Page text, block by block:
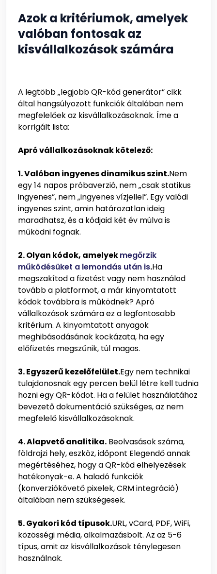
Azok a kritériumok, amelyek
valóban fontosak az
kisvállalkozások számára
A legtöbb „legjobb QR-kód generátor” cikk
által hangsúlyozott funkciók általában nem
megfelelőek az kisvállalkozásoknak. Íme a
korrigált lista:
Apró vállalkozásoknak kötelező:
1. Valóban ingyenes dinamikus szint.Nem
egy 14 napos próbaverzió, nem „csak statikus
ingyenes”, nem „ingyenes vízjellel”. Egy valódi
ingyenes szint, amin határozatlan ideig
maradhatsz, és a kódjaid két év múlva is
működni fognak.
2. Olyan kódok, amelyekmegőrzik
működésüket a lemondás után is.Ha
megszakítod a fizetést vagy nem használod
tovább a platformot, a már kinyomtatott
kódok továbbra is működnek? Apró
vállalkozások számára ez a legfontosabb
kritérium. A kinyomtatott anyagok
meghibásodásának kockázata, ha egy
előfizetés megszűnik, túl magas.
3. Egyszerű kezelőfelület.Egy nem technikai
tulajdonosnak egy percen belül létre kell tudnia
hozni egy QR-kódot. Ha a felület használatához
bevezető dokumentáció szükséges, az nem
megfelelő kisvállalkozásoknak.
4. Alapvető analitika. Beolvasások száma,
földrajzi hely, eszköz, időpont Elegendő annak
megértéséhez, hogy a QR-kód elhelyezések
hatékonyak-e. A haladó funkciók
(konverziókövető pixelek, CRM integráció)
általában nem szükségesek.
5. Gyakori kód típusok.URL, vCard, PDF, WiFi,
közösségi média, alkalmazásbolt. Az az 5-6
típus, amit az kisvállalkozások ténylegesen
használnak.